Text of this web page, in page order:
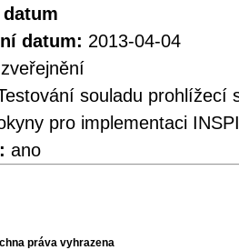
datum: 2013-04-04
zveřejnění
souladu prohlížecí
pro implementaci
ano
práva vyhrazena